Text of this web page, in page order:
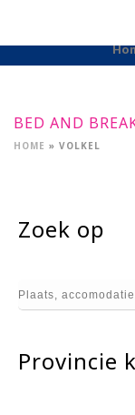
BED AND
HOME » VOLKEL
Zoek op
Provincie